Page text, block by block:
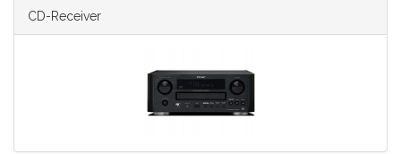
CD-Receiver